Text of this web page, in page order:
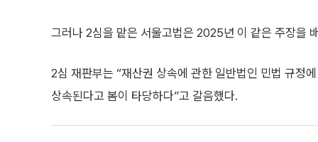
그러나 2심을 맡은 서울고법은 2025년 이 같은 주장을
2심 재판부는 “재산권 상속에 관한 일반법인 민법 규정
상속된다고 봄이 타당하다”고 갈음했다.